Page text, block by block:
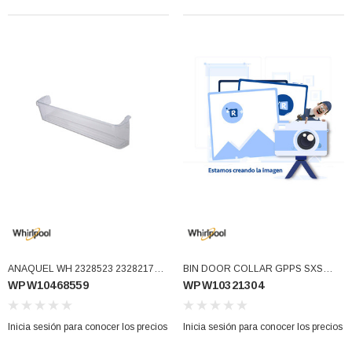
ANAQUEL WH 2328523 2328217
2264474 2266146 W10468562
2324268 W10366246 W10615582
2266059 (WPW10468559)
WPW10468559
Inicia sesión para conocer los precios
BIN DOOR COLLAR GPPS SXS
(WPW10321304)
WPW10321304
Inicia sesión para conocer los precios